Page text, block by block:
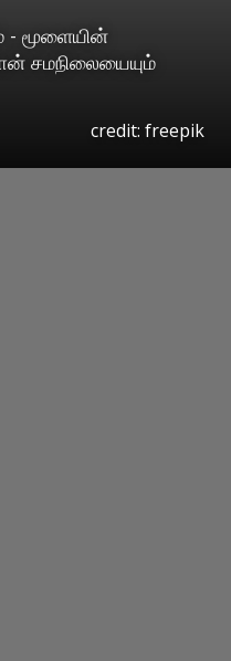
- மூளையின்
சமநிலையையும்
credit: freepik